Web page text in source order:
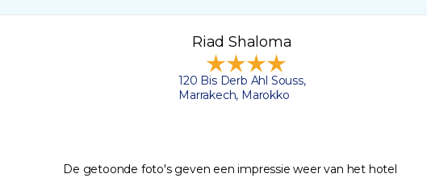
Riad Shaloma
120 Bis Derb Ahl Souss,
Marrakech, Marokko
De getoonde foto's geven een impressie weer van het hotel